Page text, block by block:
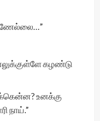
கழண்டு
உனக்கு
நாய்.”